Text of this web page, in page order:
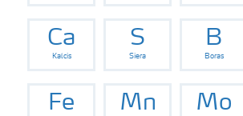
Ca
Kalcis
S
Siera
B
Boras
Fe Mn Mo